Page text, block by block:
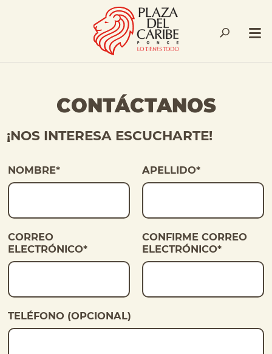
CONTÁCTANOS
¡NOS INTERESA ESCUCHARTE!
NOMBRE* APELLIDO*
CORREO
ELECTRÓNICO*
CONFIRME CORREO
ELECTRÓNICO*
TELÉFONO (OPCIONAL)